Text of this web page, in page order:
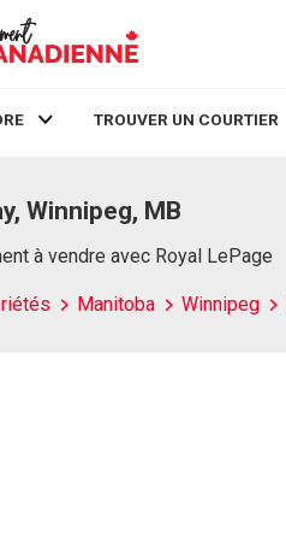
TROUVER UN COURTIER
Winnipeg, MB
à vendre avec Royal LePage
Manitoba Winnipeg